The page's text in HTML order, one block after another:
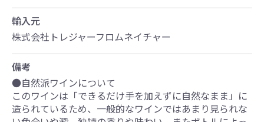
輸入元
株式会社トレジャーフロムネイチャー
備考
●自然派ワインについて
このワインは「できるだけ手を加えずに自然なまま」に
造られているため、一般的なワインではあまり見られな